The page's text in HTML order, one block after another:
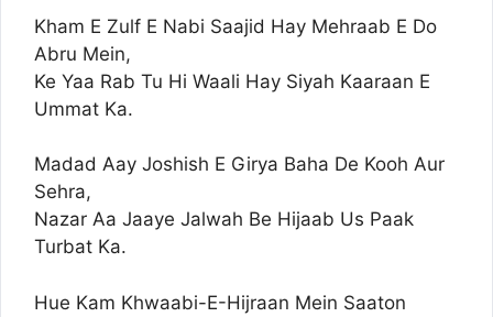
Kham E Zulf E Nabi Saajid Hay Mehraab E Do
Abru Mein,
Ke Yaa Rab Tu Hi Waali Hay Siyah Kaaraan E
Ummat Ka.
Madad Aay Joshish E Girya Baha De Kooh Aur
Sehra,
Nazar Aa Jaaye Jalwah Be Hijaab Us Paak
Turbat Ka.
Hue Kam Khwaabi-E-Hijraan Mein Saaton